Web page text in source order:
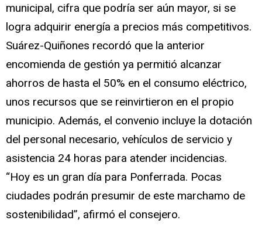
municipal, cifra que podría ser aún mayor, si se
logra adquirir energía a precios más competitivos.
Suárez-Quiñones recordó que la anterior
encomienda de gestión ya permitió alcanzar
ahorros de hasta el 50% en el consumo eléctrico,
unos recursos que se reinvirtieron en el propio
municipio. Además, el convenio incluye la dotación
del personal necesario, vehículos de servicio y
asistencia 24 horas para atender incidencias.
“Hoy es un gran día para Ponferrada. Pocas
ciudades podrán presumir de este marchamo de
sostenibilidad”, afirmó el consejero.